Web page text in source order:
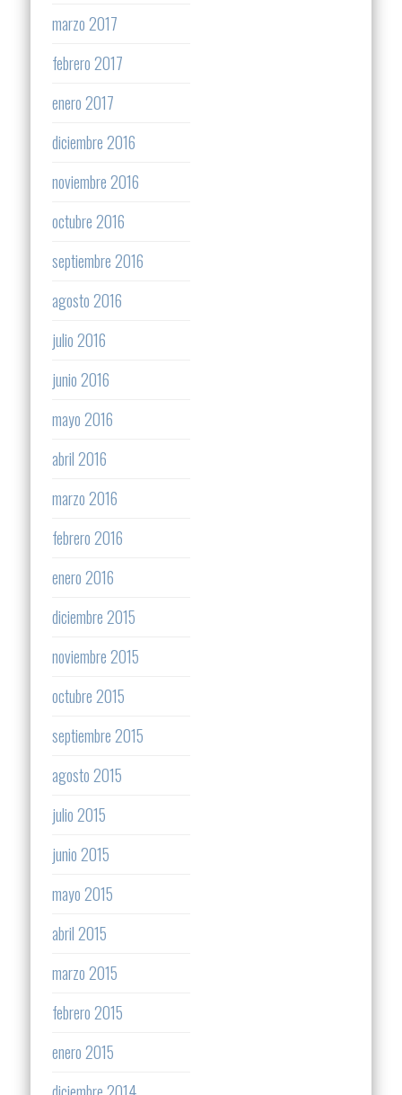
marzo 2017
febrero 2017
enero 2017
diciembre 2016
noviembre 2016
octubre 2016
septiembre 2016
agosto 2016
julio 2016
junio 2016
mayo 2016
abril 2016
marzo 2016
febrero 2016
enero 2016
diciembre 2015
noviembre 2015
octubre 2015
septiembre 2015
agosto 2015
julio 2015
junio 2015
mayo 2015
abril 2015
marzo 2015
febrero 2015
enero 2015